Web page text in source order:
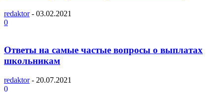
redaktor - 03.02.2021
0
Ответы на самые частые вопросы о выплатах
школьникам
redaktor - 20.07.2021
0